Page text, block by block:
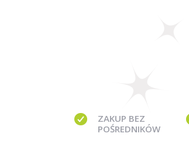
ZAKUP BEZ
POŚREDNIKÓW